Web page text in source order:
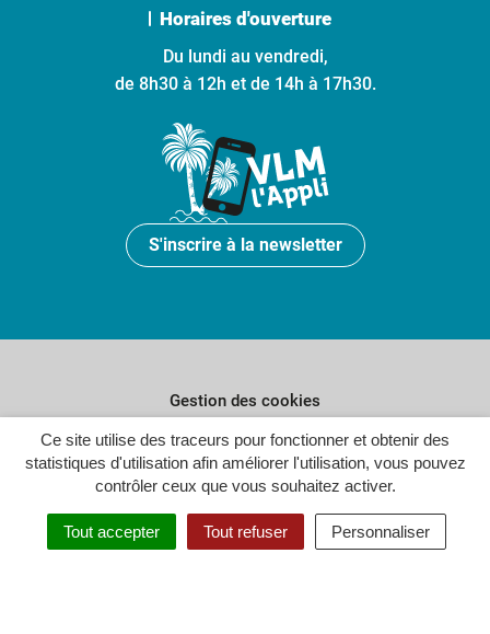
Ce site utilise des traceurs pour fonctionner et obtenir des
statistiques d'utilisation afin améliorer l'utilisation, vous pouvez
contrôler ceux que vous souhaitez activer.
Tout accepter Tout refuser Personnaliser
Horaires d'ouverture
Du lundi au vendredi,
de 8h30 à 12h et de 14h à 17h30.
S'inscrire à la newsletter
Gestion des cookies
Plan du site
Politique de confidentialité
Crédits